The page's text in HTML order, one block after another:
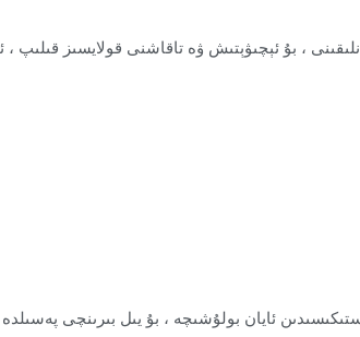
، بۇ ئېچىۋېتىش ۋە تاقاشنى قولايسىز قىلىپ